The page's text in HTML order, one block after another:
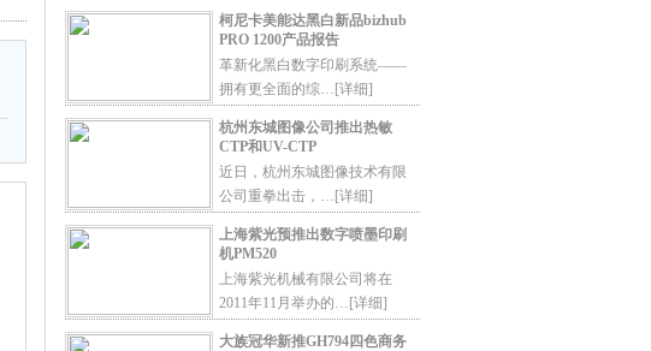
柯尼卡美能达黑白新品bizhub
PRO 1200产品报告
革新化黑白数字印刷系统——
拥有更全面的综… [详细]
杭州东城图像公司推出热敏
CTP和UV-CTP
近日，杭州东城图像技术有限
公司重拳出击，… [详细]
上海紫光预推出数字喷墨印刷
机PM520
上海紫光机械有限公司将在
2011年11月举办的… [详细]
大族冠华新推GH794四色商务